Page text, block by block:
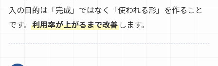
入の目的は「完成」ではなく「使われる形」を作ること
です。 利用率が上がるまで改善します。